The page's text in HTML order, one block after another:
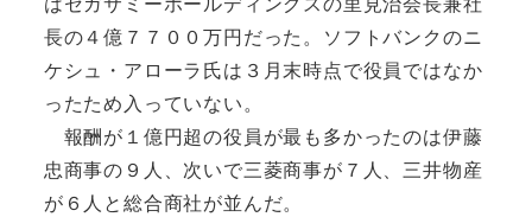
長の４億７７００万円だった。ソフトバンクのニ
ケシュ・アローラ氏は３月末時点で役員ではなか
ったため入っていない。
報酬が１億円超の役員が最も多かったのは伊藤
忠商事の９人、次いで三菱商事が７人、三井物産
が６人と総合商社が並んだ。